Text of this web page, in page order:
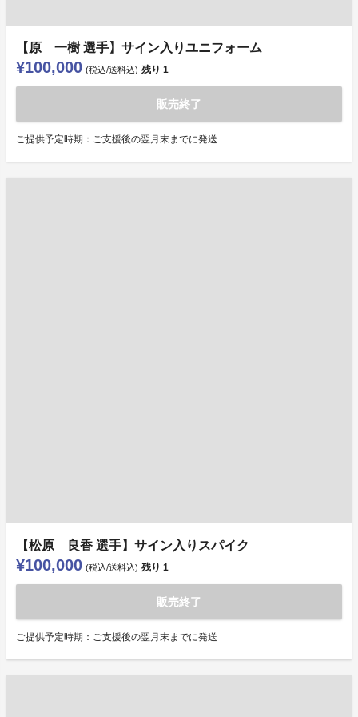
【原 一樹 選手】サイン入りユニフォーム
¥100,000 (税込/送料込) 残り 1
販売終了
ご提供予定時期：ご支援後の翌月末までに発送
【松原 良香 選手】サイン入りスパイク
¥100,000 (税込/送料込) 残り 1
販売終了
ご提供予定時期：ご支援後の翌月末までに発送